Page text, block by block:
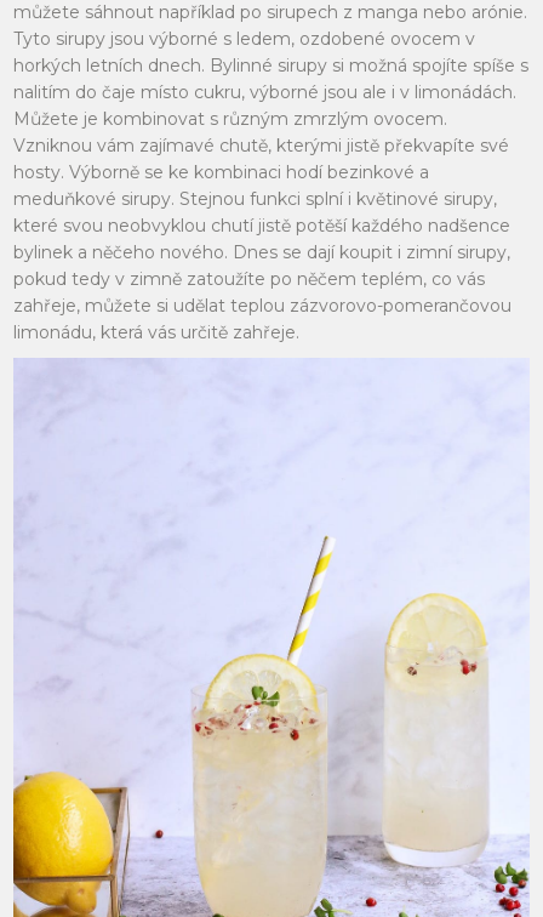
můžete sáhnout například po sirupech z manga nebo arónie.
Tyto sirupy jsou výborné s ledem, ozdobené ovocem v
horkých letních dnech. Bylinné sirupy si možná spojíte spíše s
nalitím do čaje místo cukru, výborné jsou ale i v limonádách.
Můžete je kombinovat s různým zmrzlým ovocem.
Vzniknou vám zajímavé chutě, kterými jistě překvapíte své
hosty. Výborně se ke kombinaci hodí bezinkové a
meduňkové sirupy. Stejnou funkci splní i květinové sirupy,
které svou neobvyklou chutí jistě potěší každého nadšence
bylinek a něčeho nového. Dnes se dají koupit i zimní sirupy,
pokud tedy v zimně zatoužíte po něčem teplém, co vás
zahřeje, můžete si udělat teplou zázvorovo-pomerančovou
limonádu, která vás určitě zahřeje.